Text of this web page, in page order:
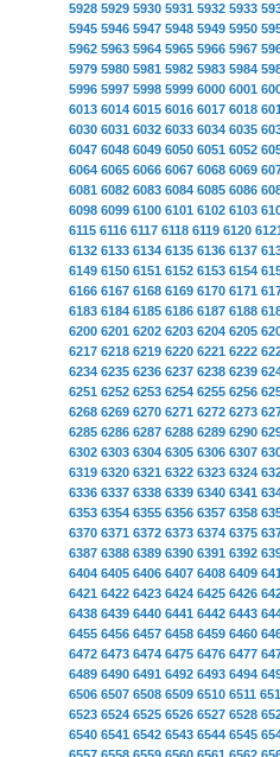
5928 5929 5930 5931 5932 5933
5945 5946 5947 5948 5949 5950
5962 5963 5964 5965 5966 5967
5979 5980 5981 5982 5983 5984
5996 5997 5998 5999 6000 6001
6013 6014 6015 6016 6017 6018
6030 6031 6032 6033 6034 6035
6047 6048 6049 6050 6051 6052
6064 6065 6066 6067 6068 6069
6081 6082 6083 6084 6085 6086
6098 6099 6100 6101 6102 6103
6115 6116 6117 6118 6119 6120
6132 6133 6134 6135 6136 6137
6149 6150 6151 6152 6153 6154
6166 6167 6168 6169 6170 6171
6183 6184 6185 6186 6187 6188
6200 6201 6202 6203 6204 6205
6217 6218 6219 6220 6221 6222
6234 6235 6236 6237 6238 6239
6251 6252 6253 6254 6255 6256
6268 6269 6270 6271 6272 6273
6285 6286 6287 6288 6289 6290
6302 6303 6304 6305 6306 6307
6319 6320 6321 6322 6323 6324
6336 6337 6338 6339 6340 6341
6353 6354 6355 6356 6357 6358
6370 6371 6372 6373 6374 6375
6387 6388 6389 6390 6391 6392
6404 6405 6406 6407 6408 6409
6421 6422 6423 6424 6425 6426
6438 6439 6440 6441 6442 6443
6455 6456 6457 6458 6459 6460
6472 6473 6474 6475 6476 6477
6489 6490 6491 6492 6493 6494
6506 6507 6508 6509 6510 6511
6523 6524 6525 6526 6527 6528
6540 6541 6542 6543 6544 6545